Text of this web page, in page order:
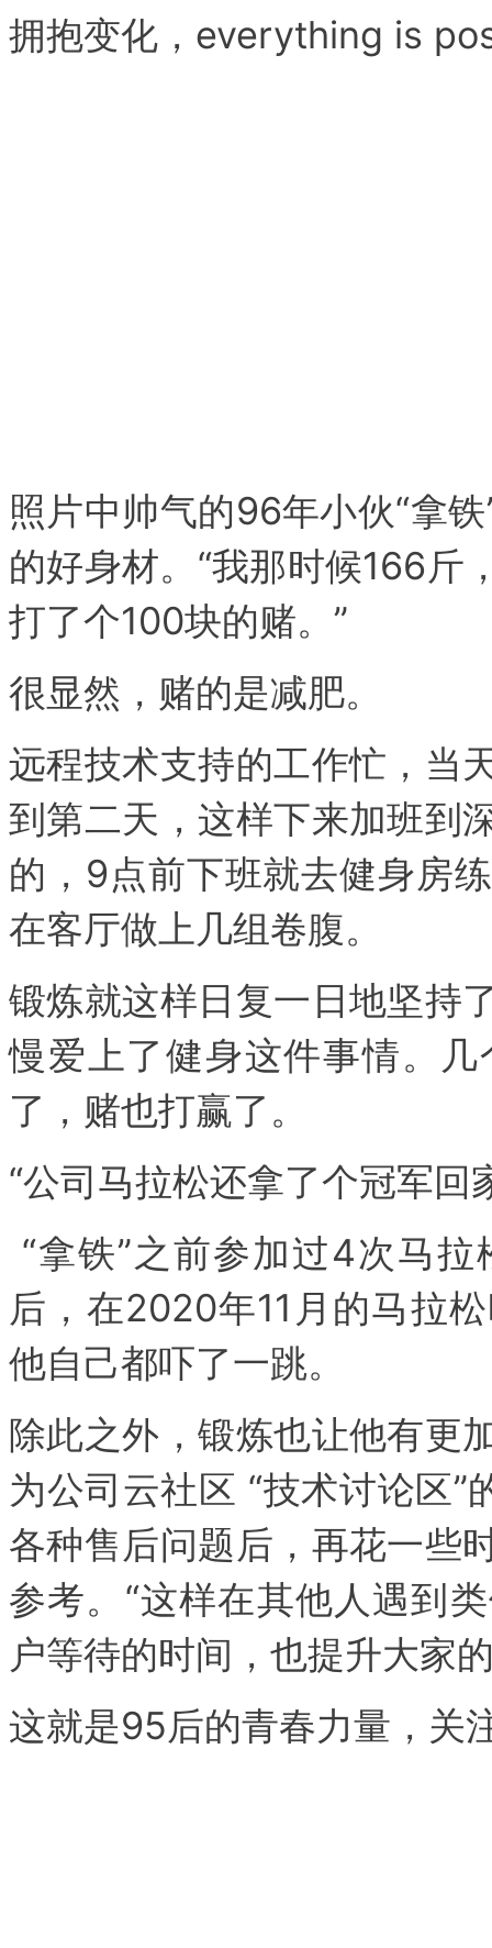
拥抱变化，everything is
照片中帅气的96年小伙“拿
的好身材。“我那时候166斤
打了个100块的赌。”
很显然，赌的是减肥。
远程技术支持的工作忙，当
到第二天，这样下来加班到
的，9点前下班就去健身房
在客厅做上几组卷腹。
锻炼就这样日复一日地坚持
慢爱上了健身这件事情。
了，赌也打赢了。
“公司马拉松还拿了个冠军回
“拿铁”之前参加过4次马
后，在2020年11月的马拉
他自己都吓了一跳。
除此之外，锻炼也让他有更
为公司云社区 “技术讨论区”
各种售后问题后，再花一些
参考。“这样在其他人遇到
户等待的时间，也提升大家
这就是95后的青春力量，关